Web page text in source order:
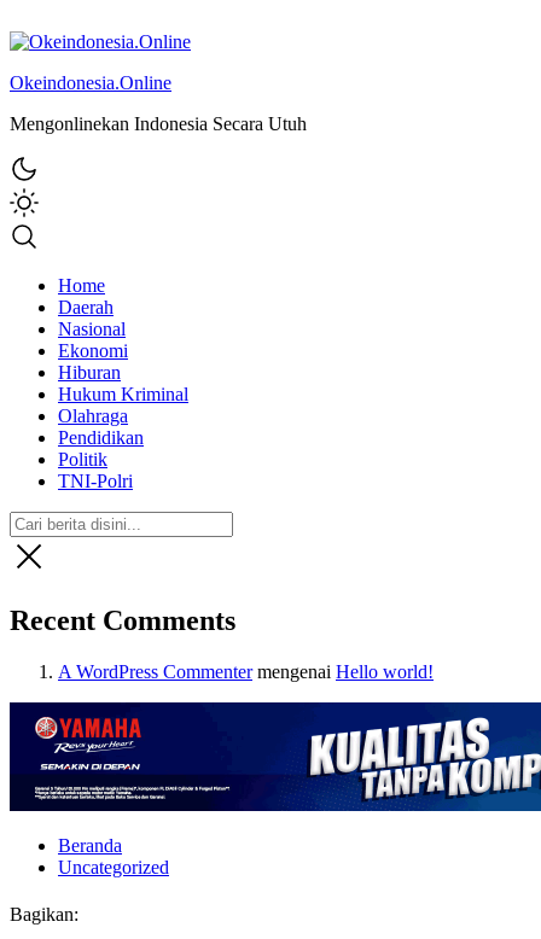
Okeindonesia.Online
Mengonlinekan Indonesia Secara Utuh
Home
Daerah
Nasional
Ekonomi
Hiburan
Hukum Kriminal
Olahraga
Pendidikan
Politik
TNI-Polri
Recent Comments
A WordPress Commentermengenai Hello world!
Beranda
Uncategorized
Bagikan: